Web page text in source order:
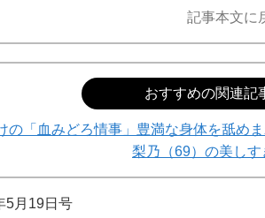
記事本文に
おすすめの関連記
の「血みどろ情事」豊満な身体を舐め
梨乃（69）の美しす
5月19日号